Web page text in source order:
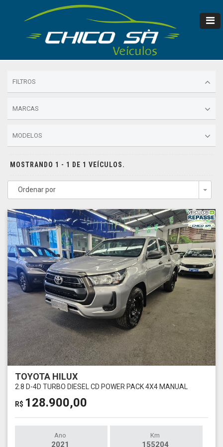
FILTROS
MARCAS
MODELOS
MOSTRANDO 1 - 1 DE 1 VEÍCULOS.
Ordenar por
TOYOTA HILUX
2.8 D-4D TURBO DIESEL CD POWER PACK 4X4 MANUAL
R$ 128.900,00
Ano
2021
Km
155204